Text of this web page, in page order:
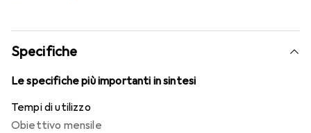
comfort che conosci. Un indossare confortevole e senza
fastidi per tutto il giorno con le lenti mensili.
Specifiche
Le specifiche più importanti in sintesi
Tempi di utilizzo
Obiettivo mensile